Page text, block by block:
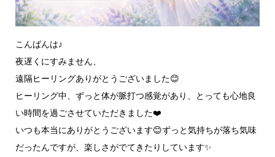
こんばんは♪
夜遅くにすみません、
遠隔ヒーリングありがとうございました😊
ヒーリング中、ずっと体が脈打つ感覚があり、とっても心地良
い時間を過ごさせていただきました❤️
いつも本当にありがとうございます😊ずっと気持ちが落ち気味
だったんですが、楽しさがでてきたりしています✨